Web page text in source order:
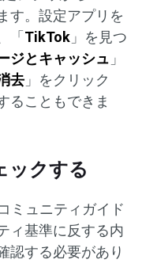
す。設定アプリを
「 TikTok 」を見つ
ジとキャッシュ 」
去 」をクリック
ることもできま
ックする
ミュニティガイド
ィ基準に反する内
認する必要があり